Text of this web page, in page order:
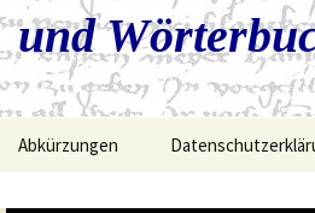
und
Abkürzungen